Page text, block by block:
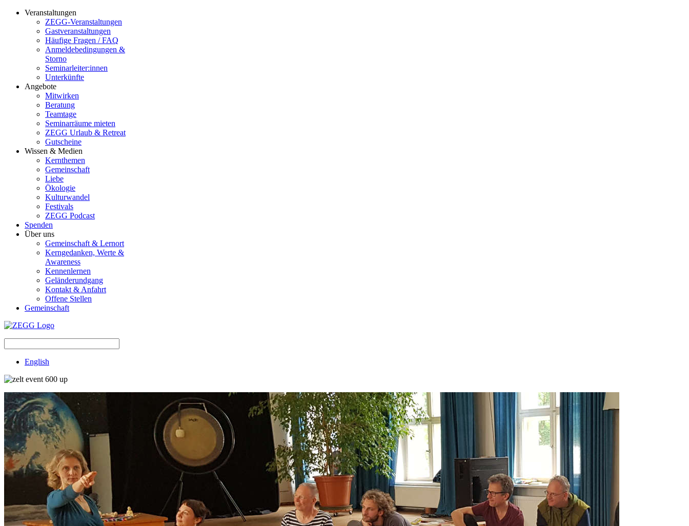
Veranstaltungen
ZEGG-Veranstaltungen
Gastveranstaltungen
Häufige Fragen / FAQ
Anmeldebedingungen &
Storno
Seminarleiter:innen
Unterkünfte
Angebote
Mitwirken
Beratung
Teamtage
Seminarräume mieten
ZEGG Urlaub & Retreat
Gutscheine
Wissen & Medien
Kernthemen
Gemeinschaft
Liebe
Ökologie
Kulturwandel
Festivals
ZEGG Podcast
Spenden
Über uns
Gemeinschaft & Lernort
Kerngedanken, Werte &
Awareness
Kennenlernen
Geländerundgang
Kontakt & Anfahrt
Offene Stellen
Gemeinschaft
English